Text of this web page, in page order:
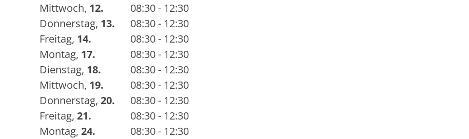
Mittwoch, 12.
08:30 - 12:30
Donnerstag, 13.
08:30 - 12:30
Freitag, 14.
08:30 - 12:30
Montag, 17.
08:30 - 12:30
Dienstag, 18.
08:30 - 12:30
Mittwoch, 19.
08:30 - 12:30
Donnerstag, 20.
08:30 - 12:30
Freitag, 21.
08:30 - 12:30
Montag, 24.
08:30 - 12:30